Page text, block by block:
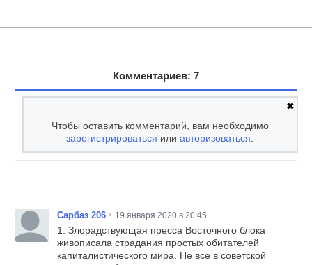
Комментариев: 7
✖
Чтобы оставить комментарий, вам необходимо
зарегистрироваться илиавторизоваться
Сарбаз 206 • 19 января 2020 в 20:45
1. Злорадствующая пресса Восточного блока
живописала страдания простых обитателей
капиталистического мира. Не все в советской